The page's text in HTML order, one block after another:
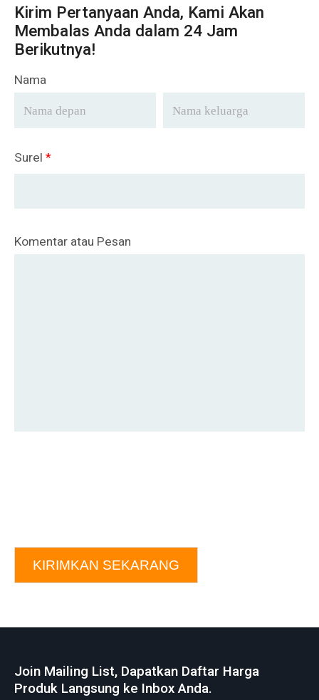
Kirim Pertanyaan Anda, Kami Akan
Membalas Anda dalam 24 Jam
Berikutnya!
Nama
Surel *
Komentar atau Pesan
KIRIMKAN SEKARANG
Join Mailing List, Dapatkan Daftar Harga
Produk Langsung ke Inbox Anda.